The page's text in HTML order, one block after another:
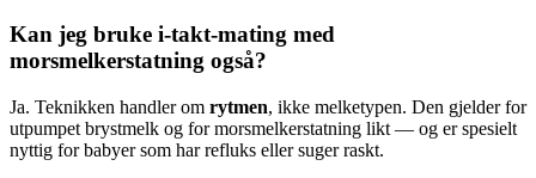
Kan jeg bruke i-takt-mating med
morsmelkerstatning også?
Ja. Teknikken handler om rytmen, ikke melketypen. Den gjelder for
utpumpet brystmelk og for morsmelkerstatning likt — og er spesielt
nyttig for babyer som har refluks eller suger raskt.